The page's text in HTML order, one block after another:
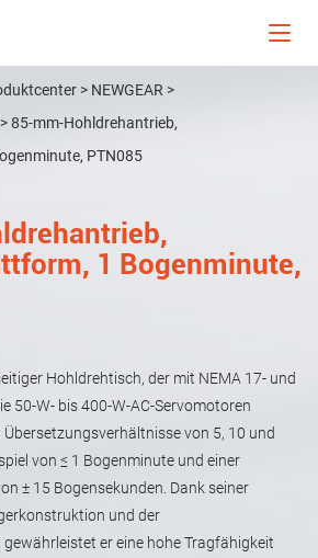
> NEWGEAR >
>85-mm-Hohldrehantrieb,
PTN085
1 Bogenminute,
Hohldrehtisch, der mit NEMA 17- und
50-W- bis 400-W-AC-Servomotoren
von 5, 10 und
von ≤ 1 Bogenminute und einer
± 15 Bogensekunden. Dank seiner
und der
er eine hohe Tragfähigkeit